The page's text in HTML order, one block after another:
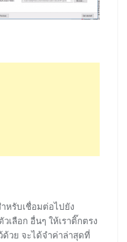
หรับเชื่อมต่อไปยัง
เลือก อื่นๆ ให้เราติ๊กตรง
ด้วย จะได้จำค่าล่าสุดที่